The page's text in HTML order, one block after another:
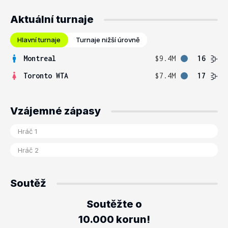
Aktuální turnaje
Hlavní turnaje Turnaje nižší úrovně
Montreal $9.4M
16
Toronto WTA
$7.4M 17
Vzájemné zápasy
Soutěž
Soutěžte o
10.000 korun!